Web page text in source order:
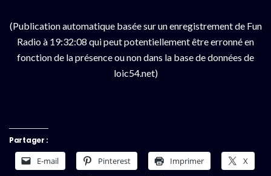
(Publication automatique basée sur un enregistrement de Fun
Radio à 19:32:08 qui peut potentiellement être erronné en
fonction de la présence ou non dans la base de données de
loic54.net)
Partager :
E-mail Pinterest Imprimer X